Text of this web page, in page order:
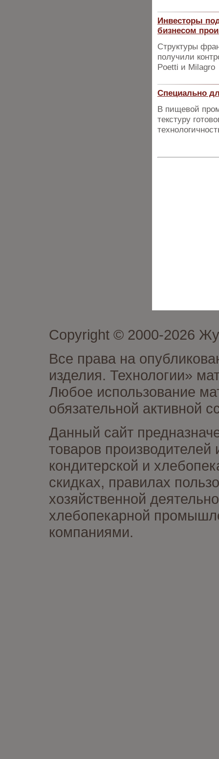
Инвесторы
бизнесом
Структуры
получили
Poetti и Milagro
Специально
В пищевой
текстуру
Copyright © 2000-2026
Все права на
изделия. Технологии»
Любое использование
обязательной активной
Данный сайт
товаров
кондитерской и
скидках, правилах
хозяйственной
хлебопекарной
компаниями.